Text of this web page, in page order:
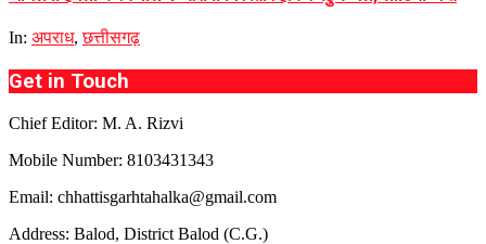
In: अपराध,छत्तीसगढ़
Get in Touch
Chief Editor: M. A. Rizvi
Mobile Number: 8103431343
Email: chhattisgarhtahalka@gmail.com
Address: Balod, District Balod (C.G.)